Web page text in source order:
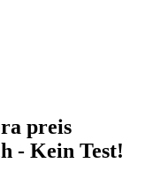
preis
- Kein Test!